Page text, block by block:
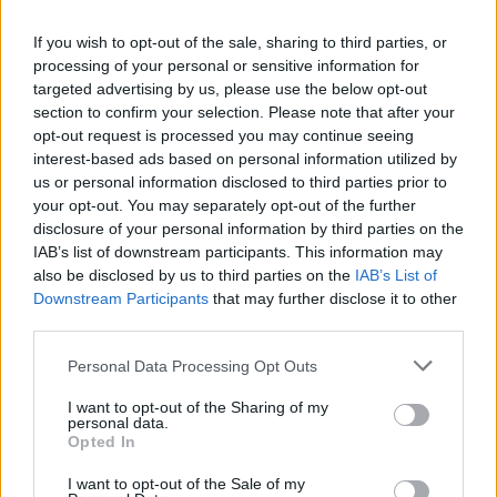
If you wish to opt-out of the sale, sharing to third parties, or
processing of your personal or sensitive information for
targeted advertising by us, please use the below opt-out
section to confirm your selection. Please note that after your
opt-out request is processed you may continue seeing
interest-based ads based on personal information utilized by
us or personal information disclosed to third parties prior to
your opt-out. You may separately opt-out of the further
disclosure of your personal information by third parties on the
IAB’s list of downstream participants. This information may
also be disclosed by us to third parties on the IAB’s List of
Downstream Participants that may further disclose it to other
Personal Data Processing Opt Outs
I want to opt-out of the Sharing of my
personal data.
Opted In
I want to opt-out of the Sale of my
AUDIENCIAS ESTRENOS STREAMING
GENTE TV CONCURSOS REALITIES
Ver perfil
@teletextopuntocom Ver perfil
🏆🎬🎾MEJORES Series de DEPORTES